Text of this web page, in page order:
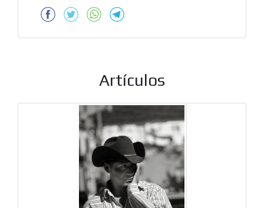
Artículos